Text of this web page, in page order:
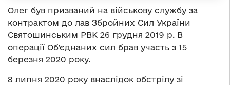
Олег був призваний на військову службу за
контрактом до лав Збройних Сил України
Святошинським РВК 26 грудня 2019 р. В
операції Об’єднаних сил брав участь з 15
березня 2020 року.
8 липня 2020 року внаслідок обстрілу зі